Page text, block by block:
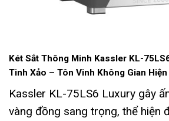
Két Sắt Thông Minh Kassler KL-
Tinh Xảo – Tôn Vinh Không Gian
Kassler KL-75LS6 Luxury gây
vàng đồng sang trọng, thể hiện